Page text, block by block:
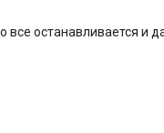
все останавливается и